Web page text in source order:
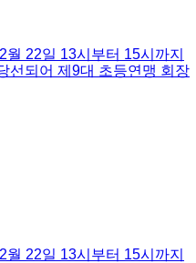
22일 13시부터 15시까지
선되어 제9대 초등연맹 회장
22일 13시부터 15시까지